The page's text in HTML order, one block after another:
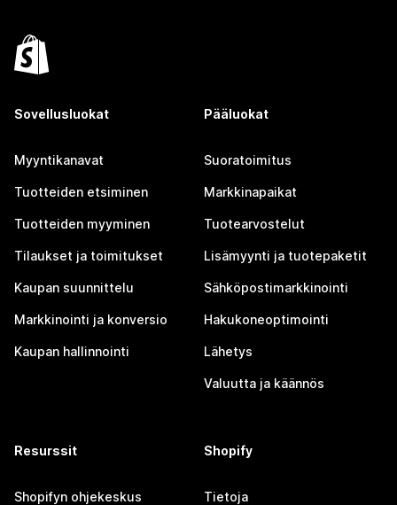
Sovellusluokat
Myyntikanavat
Tuotteiden etsiminen
Tuotteiden myyminen
Tilaukset ja toimitukset
Kaupan suunnittelu
Markkinointi ja konversio
Kaupan hallinnointi
Pääluokat
Suoratoimitus
Markkinapaikat
Tuotearvostelut
Lisämyynti ja tuotepaketit
Sähköpostimarkkinointi
Hakukoneoptimointi
Lähetys
Valuutta ja käännös
Resurssit
Shopifyn ohjekeskus
Shopify
Tietoja